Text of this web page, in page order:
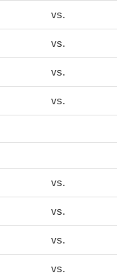
vs.
vs.
vs.
vs.
vs.
vs.
vs.
vs.